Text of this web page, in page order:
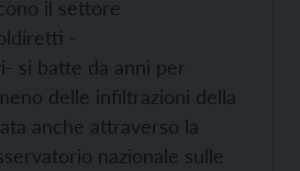
il settore
-
si batte da anni per
delle infiltrazioni della
anche attraverso la
nazionale sulle